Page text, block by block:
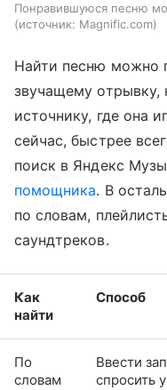
Понравившуюся песню
источник: Magnific.com
Найти песню можно
звучащему отрывку,
источнику, где она
сейчас, быстрее
поиск в Яндекс
помощника. В
по словам,
саундтреков.
Как
найти
Способ
По
словам
Ввести
спросить